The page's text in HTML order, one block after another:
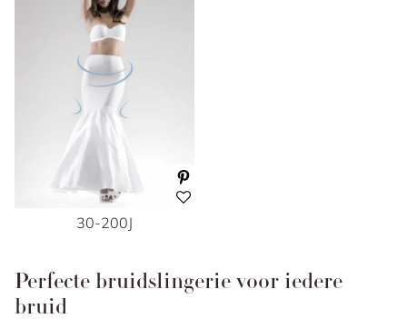
Perfecte bruidslingerie voor iedere
bruid
30-200J